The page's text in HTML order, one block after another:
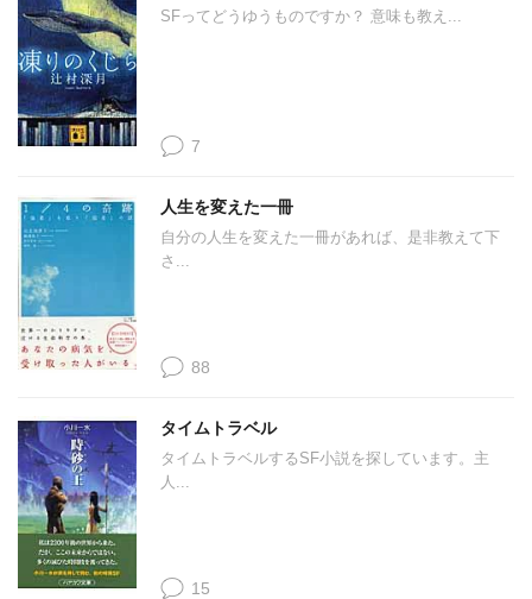
SFってどうゆうものですか？ 意味も教え...
7
人生を変えた一冊
自分の人生を変えた一冊があれば、是非教えて下
さ...
88
タイムトラベル
タイムトラベルするSF小説を探しています。主
人...
15